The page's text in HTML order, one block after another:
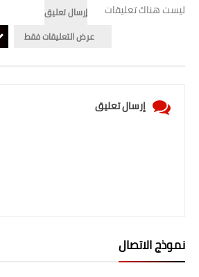
الجامعات
ليست هناك تعليقات
إرسال تعليق
عرض التعليقات فقط
إرسال تعليق
نموذج الاتصال